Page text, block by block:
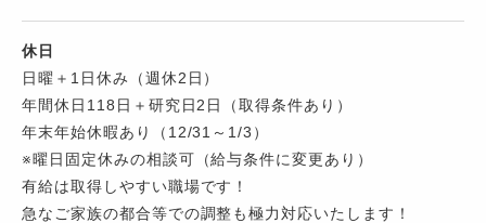
休日
日曜＋1日休み（週休2日）
年間休日118日＋研究日2日（取得条件あり）
年末年始休暇あり（12/31～1/3）
※曜日固定休みの相談可（給与条件に変更あり）
有給は取得しやすい職場です！
急なご家族の都合等での調整も極力対応いたします！